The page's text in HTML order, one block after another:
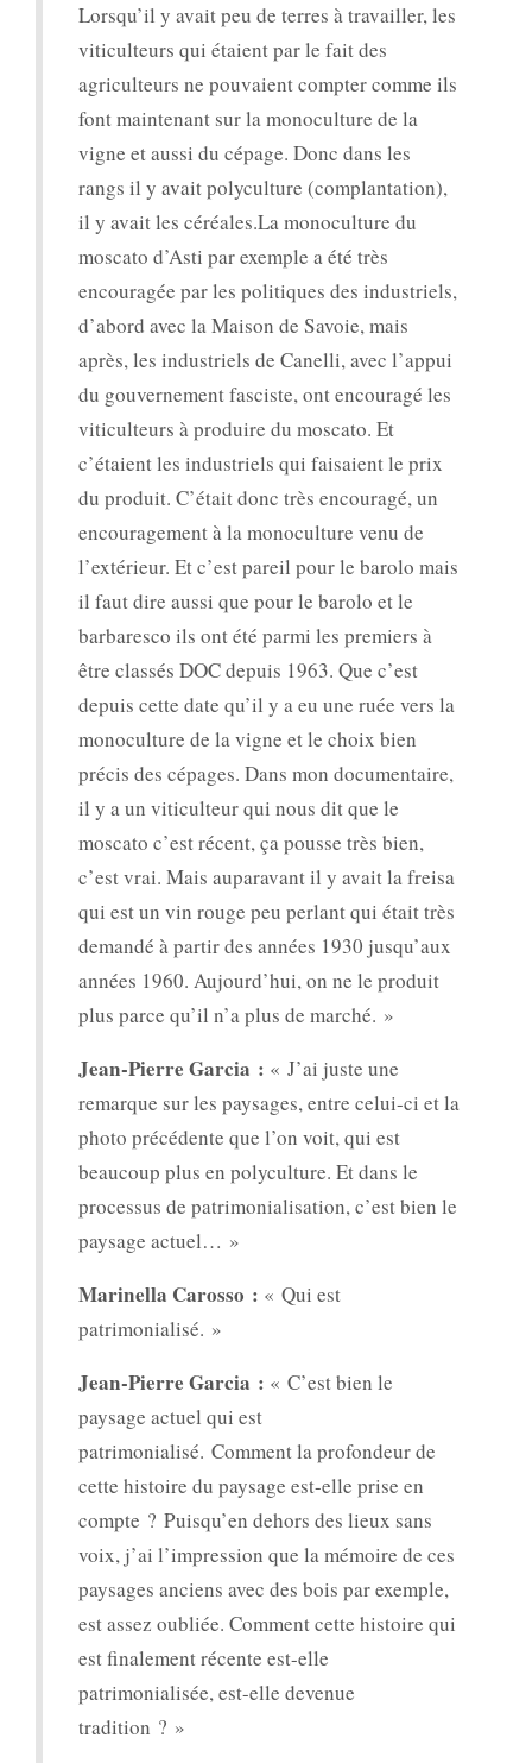
Lorsqu’il y avait peu de terres à travailler, les
viticulteurs qui étaient par le fait des
agriculteurs ne pouvaient compter comme ils
font maintenant sur la monoculture de la
vigne et aussi du cépage. Donc dans les
rangs il y avait polyculture (complantation),
il y avait les céréales.La monoculture du
moscato d’Asti par exemple a été très
encouragée par les politiques des industriels,
d’abord avec la Maison de Savoie, mais
après, les industriels de Canelli, avec l’appui
du gouvernement fasciste, ont encouragé les
viticulteurs à produire du moscato. Et
c’étaient les industriels qui faisaient le prix
du produit. C’était donc très encouragé, un
encouragement à la monoculture venu de
l’extérieur. Et c’est pareil pour le barolo mais
il faut dire aussi que pour le barolo et le
barbaresco ils ont été parmi les premiers à
être classés DOC depuis 1963. Que c’est
depuis cette date qu’il y a eu une ruée vers la
monoculture de la vigne et le choix bien
précis des cépages. Dans mon documentaire,
il y a un viticulteur qui nous dit que le
moscato c’est récent, ça pousse très bien,
c’est vrai. Mais auparavant il y avait la freisa
qui est un vin rouge peu perlant qui était très
demandé à partir des années 1930 jusqu’aux
années 1960. Aujourd’hui, on ne le produit
plus parce qu’il n’a plus de marché. »
Jean-Pierre Garcia : « J’ai juste une
remarque sur les paysages, entre celui-ci et la
photo précédente que l’on voit, qui est
beaucoup plus en polyculture. Et dans le
processus de patrimonialisation, c’est bien le
paysage actuel… »
Marinella Carosso : « Qui est
patrimonialisé. »
Jean-Pierre Garcia : « C’est bien le
paysage actuel qui est
patrimonialisé. Comment la profondeur de
cette histoire du paysage est-elle prise en
compte ? Puisqu’en dehors des lieux sans
voix, j’ai l’impression que la mémoire de ces
paysages anciens avec des bois par exemple,
est assez oubliée. Comment cette histoire qui
est finalement récente est-elle
patrimonialisée, est-elle devenue
tradition ? »